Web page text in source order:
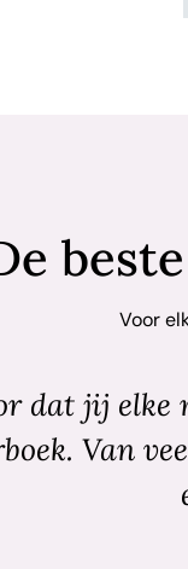
Voor
dat jij elke
Van